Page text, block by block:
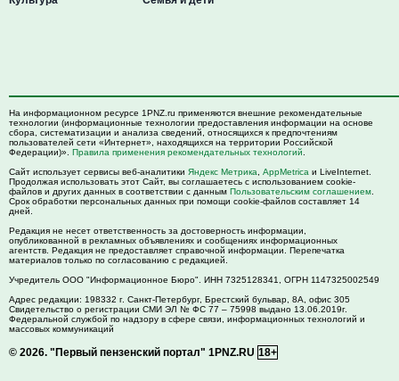
На информационном ресурсе 1PNZ.ru применяются внешние рекомендательные
технологии (информационные технологии предоставления информации на основе
сбора, систематизации и анализа сведений, относящихся к предпочтениям
пользователей сети «Интернет», находящихся на территории Российской
Федерации)». Правила применения рекомендательных технологий
Сайт использует сервисы веб-аналитики Яндекс Метрика AppMetrica и LiveInternet.
Продолжая использовать этот Сайт, вы соглашаетесь с использованием cookie-
файлов и других данных в соответствии с данным Пользовательским соглашением
Срок обработки персональных данных при помощи cookie-файлов составляет 14
дней.
Редакция не несет ответственность за достоверность информации,
опубликованной в рекламных объявлениях и сообщениях информационных
агентств. Редакция не предоставляет справочной информации. Перепечатка
материалов только по согласованию с редакцией.
Учредитель ООО "Информационное Бюро". ИНН 7325128341, ОГРН 1147325002549
Адрес редакции: 198332 г. Санкт-Петербург, Брестский бульвар, 8А, офис 305
Свидетельство о регистрации СМИ ЭЛ № ФС 77 – 75998 выдано 13.06.2019г.
Федеральной службой по надзору в сфере связи, информационных технологий и
массовых коммуникаций
© 2026. "Первый пензенский портал" 1PNZ.RU 18+